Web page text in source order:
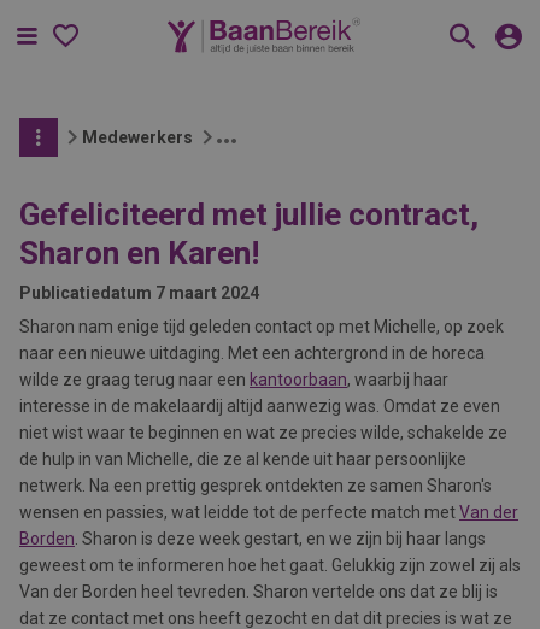
Menu
Medewerkers
Gefeliciteerd met jullie contract,
Sharon en Karen!
Publicatiedatum 7 maart 2024
Sharon nam enige tijd geleden contact op met Michelle, op zoek
naar een nieuwe uitdaging. Met een achtergrond in de horeca
wilde ze graag terug naar een kantoorbaan, waarbij haar
interesse in de makelaardij altijd aanwezig was. Omdat ze even
niet wist waar te beginnen en wat ze precies wilde, schakelde ze
de hulp in van Michelle, die ze al kende uit haar persoonlijke
netwerk. Na een prettig gesprek ontdekten ze samen Sharon's
wensen en passies, wat leidde tot de perfecte match metVan der
Borden . Sharon is deze week gestart, en we zijn bij haar langs
geweest om te informeren hoe het gaat. Gelukkig zijn zowel zij als
Van der Borden heel tevreden. Sharon vertelde ons dat ze blij is
dat ze contact met ons heeft gezocht en dat dit precies is wat ze